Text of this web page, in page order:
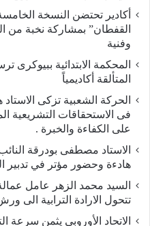
أكادير تحتضن النسخة
القفطان” بمشاركة نخبة
وفنية
المحكمة الابتدائية ببيوكرى
المتألقة أكاديمياً
الحركة الشعبية تزكى
فى الاستحقاقات التشريعية
على الكفاءة والخبرة .
الاستاد مصطفى بودرقة
هادءة وحضور مؤتر في تدبير
السيد محمد الزهر عامل
تتحول الارادة الترابية الى
الاتحاد الأوروبي يثمن